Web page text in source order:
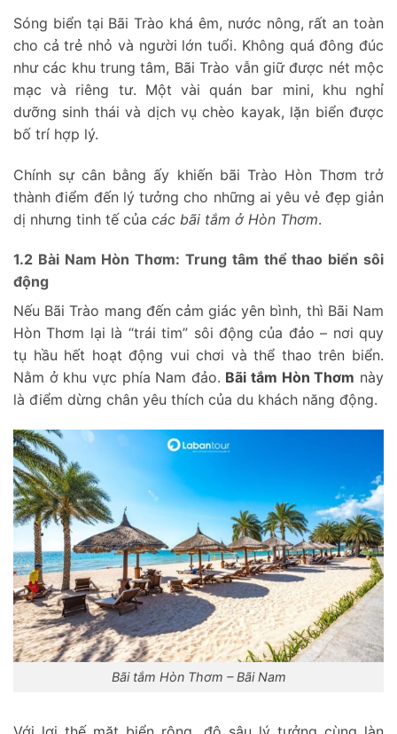
Sóng biển tại Bãi Trào khá êm, nước nông, rất an toàn
cho cả trẻ nhỏ và người lớn tuổi. Không quá đông đúc
như các khu trung tâm, Bãi Trào vẫn giữ được nét mộc
mạc và riêng tư. Một vài quán bar mini, khu nghỉ
dưỡng sinh thái và dịch vụ chèo kayak, lặn biển được
bố trí hợp lý.
Chính sự cân bằng ấy khiến bãi Trào Hòn Thơm trở
thành điểm đến lý tưởng cho những ai yêu vẻ đẹp giản
dị nhưng tinh tế của các bãi tắm ở Hòn Thơm.
1.2 Bài Nam Hòn Thơm: Trung tâm thể thao biển sôi
động
Nếu Bãi Trào mang đến cảm giác yên bình, thì Bãi Nam
Hòn Thơm lại là “trái tim” sôi động của đảo – nơi quy
tụ hầu hết hoạt động vui chơi và thể thao trên biển.
Nằm ở khu vực phía Nam đảo. Bãi tắm Hòn Thơm này
là điểm dừng chân yêu thích của du khách năng động.
Bãi tắm Hòn Thơm – Bãi Nam